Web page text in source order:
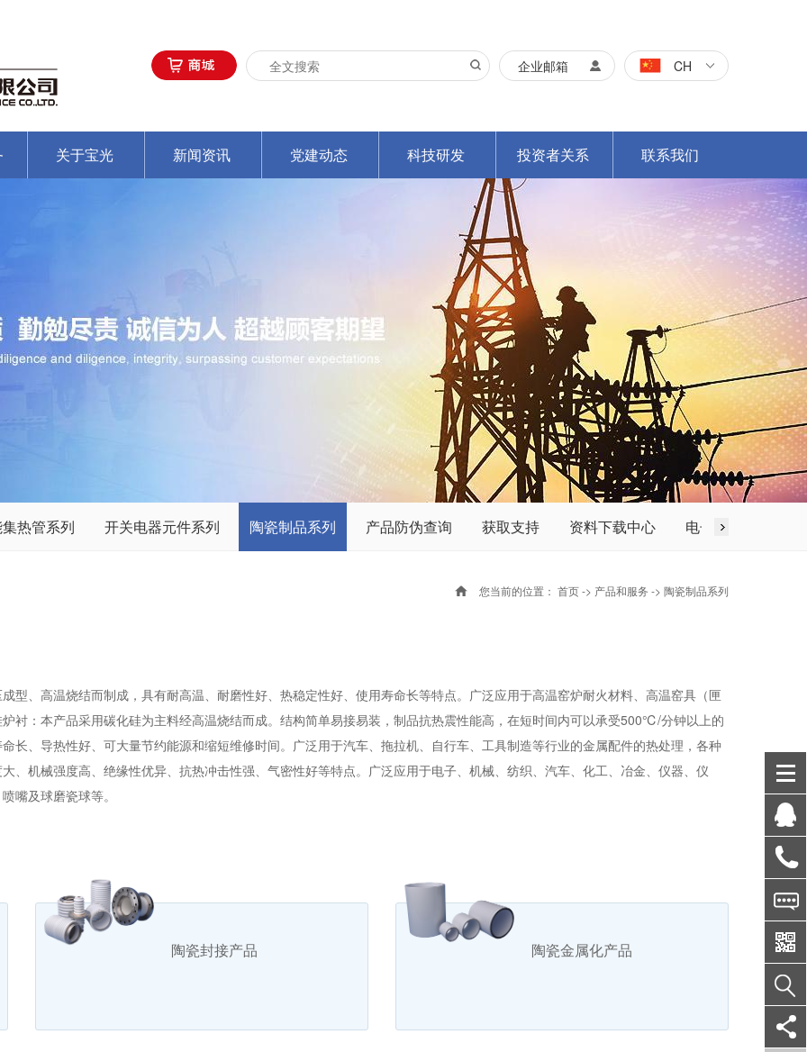
CH
企业邮箱
关于宝光 新闻资讯 党建动态 科技研发 投资者关系 联系我们
热管系列 开关电器元件系列 陶瓷制品系列 产品防伪查询 获取支持 资料下载中心 电子资料库
您当前的位置： 首页-> 产品和服务 -> 陶瓷制品系列
、高温烧结而制成，具有耐高温、耐磨性好、热稳定性好、使用寿命长等特点。广泛应用于高温窑炉耐火材料、高温窑具（匣
衬：本产品采用碳化硅为主料经高温烧结而成。结构简单易接易装，制品抗热震性能高，在短时间内可以承受500℃/分钟以上的
长、导热性好、可大量节约能源和缩短维修时间。广泛用于汽车、拖拉机、自行车、工具制造等行业的金属配件的热处理，各种
、机械强度高、绝缘性优异、抗热冲击性强、气密性好等特点。广泛应用于电子、机械、纺织、汽车、化工、冶金、仪器、仪
嘴及球磨瓷球等。
陶瓷封接产品 陶瓷金属化产品